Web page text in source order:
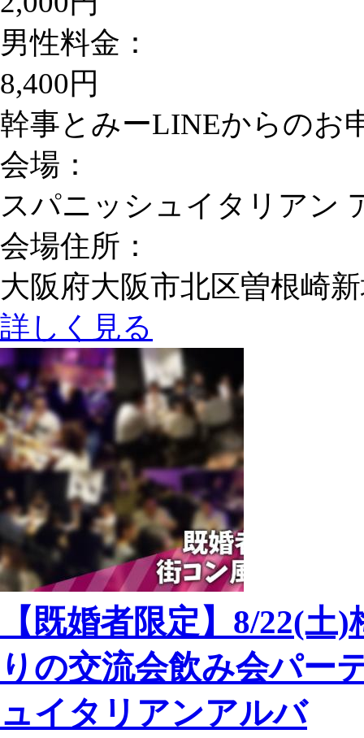
男性料金：
8,400円
幹事とみーLINEからのお
会場：
スパニッシュイタリアン
会場住所：
大阪府大阪市北区曽根崎
詳しく見る
【既婚者限定】8/22(
りの交流会飲み会パー
ュイタリアンアルバ